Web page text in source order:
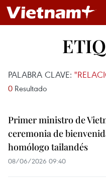
PALABRA CLAVE:
0 Resultado
Primer ministro de
ceremonia de
homólogo tailandés
08/06/2026 09:40